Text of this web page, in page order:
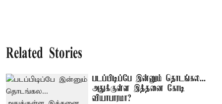
Related Stories
படப்பிடிப்பே இன்னும் தொடங்கல...
அதுக்குள்ள இத்தனை கோடி
வியாபாரமா?